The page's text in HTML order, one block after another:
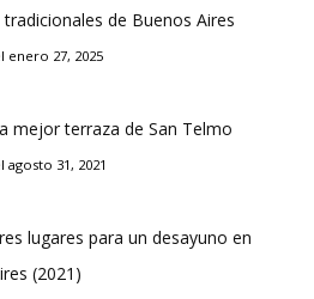
de Buenos Aires
enero 27, 2025
mejor terraza de San Telmo
31, 2021
lugares para un desayuno en
(2021)